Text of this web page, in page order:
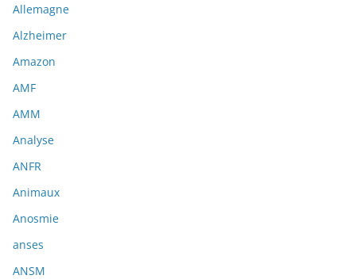
Allemagne
Alzheimer
Amazon
AMF
AMM
Analyse
ANFR
Animaux
Anosmie
anses
ANSM